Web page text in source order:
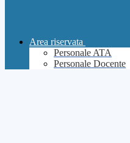
Area riservata
Personale ATA
Personale Docente